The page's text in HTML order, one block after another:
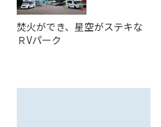
焚火ができ、星空がステキな
ＲVパーク